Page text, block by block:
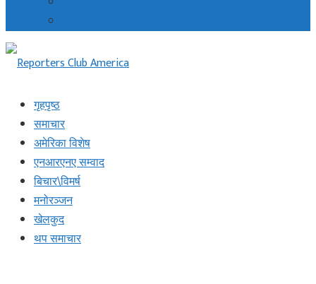
गृहपृष्ठ
समाचार
अमेरिका विशेष
एनआरएनए सम्वाद
बिचार\विमर्ष
मनोरञ्जन
खेलकुद
थप समाचार